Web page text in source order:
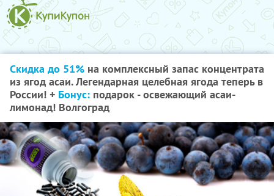
Скидка до 51% на комплексный запас концентрата
из ягод асаи. Легендарная целебная ягода теперь в
России! + Бонус: подарок - освежающий асаи-
лимонад! Волгоград